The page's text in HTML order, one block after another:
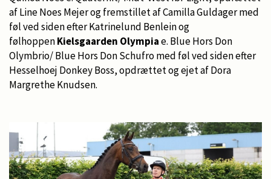
af Line Noes Mejer og fremstillet af Camilla Guldager med
føl ved siden efter Katrinelund Benlein og
følhoppenKielsgaarden Olympiae. Blue Hors Don
Olymbrio/ Blue Hors Don Schufro med føl ved siden efter
Hesselhoej Donkey Boss, opdrættet og ejet af Dora
Margrethe Knudsen.